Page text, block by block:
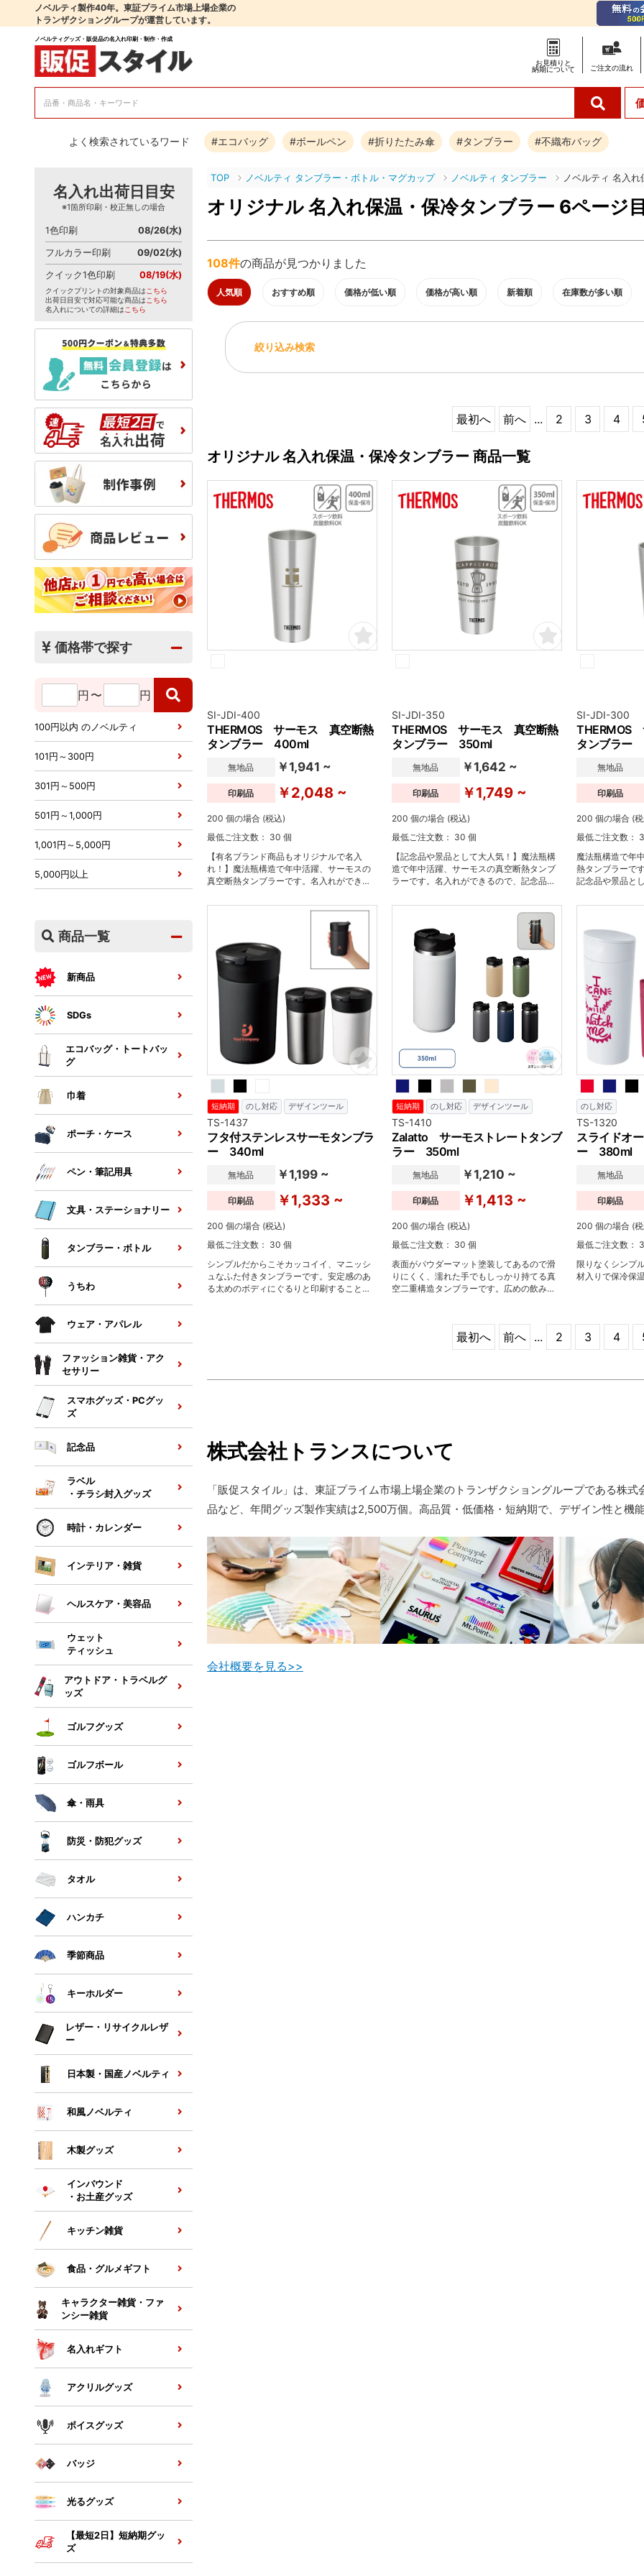
ノベルティ製作40年。東証プライム市場上場企業の
トランザクショングループが運営しています。
ノベルティグッズ・販促品の名入れ印刷・制作・作成
お見積りと
納期について
ご注文の流れ
よく検索されているワード #エコバッグ #ボールペン #折りたたみ傘 #タンブラー #不織布バッグ
TOP ノベルティ タンブラー・ボトル・マグカップ ノベルティ タンブラー ノベルティ 名入
オリジナル 名入れ保温・保冷タンブラー 6ページ
108件の商品が見つかりました
人気順 おすすめ順 価格が低い順 価格が高い順 新着順 在庫数が多い順
絞り込み検索
最初へ 前へ ... 2 3 4
オリジナル 名入れ保温・保冷タンブラー 商品一覧
SI-JDI-400
THERMOS サーモス 真空断熱
タンブラー 400ml
無地品 ￥1,941 ~
印刷品 ￥2,048 ~
200 個の場合 (税込)
最低ご注文数： 30 個
【有名ブランド商品もオリジナルで名入
れ！】魔法瓶構造で年中活躍、サーモスの
真空断熱タンブラーです。名入れができる
ぴったり。氷を入れても結露しにくく、熱
SI-JDI-350
THERMOS サーモス 真空断熱
タンブラー 350ml
無地品 ￥1,642 ~
印刷品 ￥1,749 ~
200 個の場合 (税込)
最低ご注文数： 30 個
【記念品や景品として大人気！】魔法瓶構
造で年中活躍、サーモスの真空断熱タンブ
ラーです。名入れができるので、記念品や
入れても結露しにくく、熱い飲み物を入れ
ても持ち手は熱くない、便利で不思議なタ
ンブラーです。
SI-JDI-300
THERMOS
タンブラー
無地品
印刷品
200 個の場合 (
最低ご注文数：
魔法瓶構造で年
熱タンブラーで
記念品や景品と
物を入れても持
短納期 のし対応 デザインツール
TS-1437
フタ付ステンレスサーモタンブラ
ー 340ml
無地品 ￥1,199 ~
印刷品 ￥1,333 ~
200 個の場合 (税込)
最低ご注文数： 30 個
シンプルだからこそカッコイイ、マニッシ
ュなふた付きタンブラーです。安定感のあ
る太めのボディにぐるりと印刷することが
短納期 のし対応 デザインツール
TS-1410
Zalatto サーモストレートタンブ
ラー 350ml
無地品 ￥1,210 ~
印刷品 ￥1,413 ~
200 個の場合 (税込)
最低ご注文数： 30 個
表面がパウダーマット塗装してあるので滑
りにくく、濡れた手でもしっかり持てる真
空二重構造タンブラーです。広めの飲み口
したマット塗装が野性味を感じさせ、デイ
リーからアウトドアまで活躍する男女問わ
ずおしゃれにお使いいただけます。オリジ
のし対応
TS-1320
スライドオ
ー 380ml
無地品
印刷品
200 個の場合 (
最低ご注文数：
限りなくシンプ
材入りで保冷保
最初へ 前へ ... 2 3 4
株式会社トランスについて
「販促スタイル」は、東証プライム市場上場企業のトランザクショングループである株
品など、年間グッズ製作実績は2,500万個。高品質・低価格・短納期で、デザイン性と機
会社概要を見る>>
名入れ出荷日目安
※1箇所印刷・校正無しの場合
1色印刷 08/26(水)
フルカラー印刷 09/02(水)
クイック1色印刷 08/19(水)
クイックプリントの対象商品は こちら
出荷日目安で対応可能な商品は こちら
名入れについての詳細は こちら
価格帯で探す
円 〜 円
100円以内 のノベルティ
101円～300円
301円～500円
501円～1,000円
1,001円～5,000円
5,000円以上
商品一覧
新商品
SDGs
エコバッグ・トートバッ
グ
巾着
ポーチ・ケース
ペン・筆記用具
文具・ステーショナリー
タンブラー・ボトル
うちわ
ウェア・アパレル
ファッション雑貨・アク
セサリー
スマホグッズ・PCグッ
ズ
記念品
ラベル
・チラシ封入グッズ
時計・カレンダー
インテリア・雑貨
ヘルスケア・美容品
ウェット
ティッシュ
アウトドア・トラベルグ
ッズ
ゴルフグッズ
ゴルフボール
傘・雨具
防災・防犯グッズ
タオル
ハンカチ
季節商品
キーホルダー
レザー・リサイクルレザ
ー
日本製・国産ノベルティ
和風ノベルティ
木製グッズ
インバウンド
・お土産グッズ
キッチン雑貨
食品・グルメギフト
キャラクター雑貨・ファ
ンシー雑貨
名入れギフト
アクリルグッズ
ボイスグッズ
バッジ
光るグッズ
【最短2日】短納期グッ
ズ